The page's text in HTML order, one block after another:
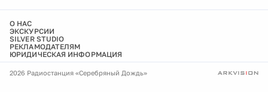
О НАС
ЭКСКУРСИИ
SILVER STUDIO
РЕКЛАМОДАТЕЛЯМ
ЮРИДИЧЕСКАЯ ИНФОРМАЦИЯ
2026 Радиостанция «Серебряный Дождь»